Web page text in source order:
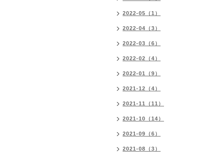
2022-05（1）
2022-04（3）
2022-03（6）
2022-02（4）
2022-01（9）
2021-12（4）
2021-11（11）
2021-10（14）
2021-09（6）
2021-08（3）